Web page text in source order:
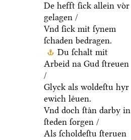
De hefft ſick allein voͤr
gelagen /
Vnd ſick mit ſynem
ſchaden bedragen.
Du ſchalt mit
Arbeid na Gud ſtreuen
/
Glyck als woldeſtu hyr
ewich leͤuen.
Vnd doch ſtaͤn darby in
ſteden ſorgen /
Als ſcholdeſtu ſteruen